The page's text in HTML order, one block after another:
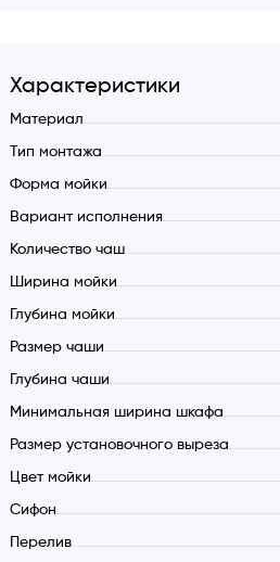
может быть белого, песочного,
антрацит.
вместительной чаши и
оборачиваемая, поэтому крыло
любой стороны, в зависимости от
особенностей кухни. На рабочей
посуду или размораживать продукты.
Прочность и долговечность
разного рода воздействиям. Срок
мойки достаточно длительный (не
Характеристики
Материал
Тип монтажа
Форма мойки
Вариант исполнения
Количество чаш
Ширина мойки
Глубина мойки
Размер чаши
Глубина чаши
Минимальная ширина шкафа
Размер установочного выреза
Цвет мойки
Cифон
Перелив